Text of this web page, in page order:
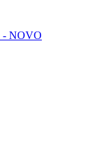
- NOVO